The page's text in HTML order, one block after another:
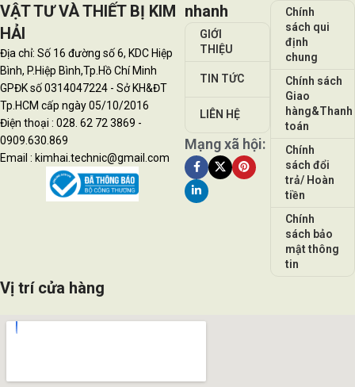
VẬT TƯ VÀ THIẾT BỊ KIM
HẢI
Địa chỉ: Số 16 đường số 6, KDC Hiệp
Bình, P.Hiệp Bình,Tp.Hồ Chí Minh
GPĐK số 0314047224 - Sở KH&ĐT
Tp.HCM cấp ngày 05/10/2016
Điện thoại : 028. 62 72 3869 -
0909.630.869
Email : kimhai.technic@gmail.com
nhanh
GIỚI
THIỆU
TIN TỨC
LIÊN HỆ
Mạng xã hội:
Chính
sách qui
định
chung
Chính sách
Giao
hàng&Thanh
toán
Chính
sách đổi
trả/ Hoàn
tiền
Chính
sách bảo
mật thông
tin
Vị trí cửa hàng